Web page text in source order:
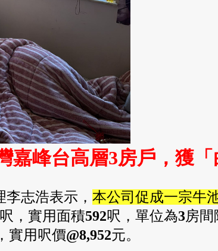
嘉峰台高層3房戶，獲
志浩表示， 本公司促成一宗牛
呎， 實用面積592呎，單位為3房間
， 實用呎價@8,952元。